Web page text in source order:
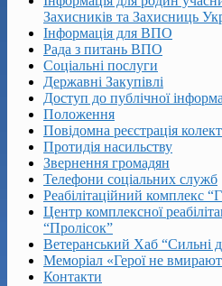
Захисників та Захисниць
Інформація для ВПО
Рада з питань ВПО
Соціальні послуги
Державні Закупівлі
Доступ до публічної
Положення
Повідомна реєстрація
Протидія насильству
Звернення громадян
Телефони соціальних служб
Реабілітаційний комплекс
Центр комплексної
“Пролісок”
Ветеранський Хаб “Сильні
Меморіал «Герої не
Контакти